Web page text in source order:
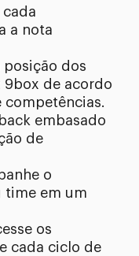
a nota
posição dos
9box de acordo
competências.
embasado
de
o
time em um
os
cada ciclo de